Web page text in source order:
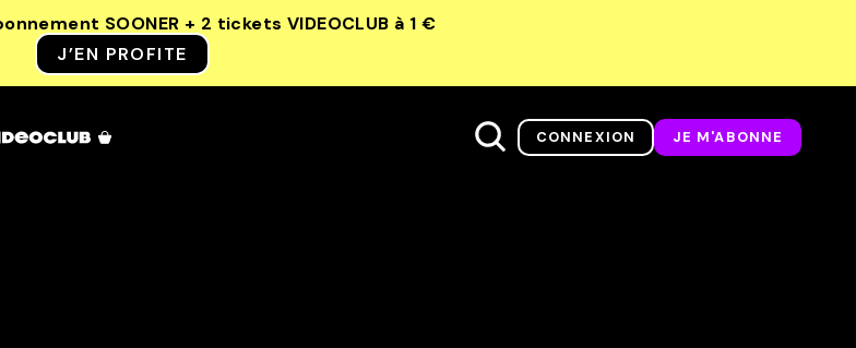
SOONER + 2 tickets VIDEOCLUB à 1 €
J’EN PROFITE
CONNEXION JE M'ABONNE